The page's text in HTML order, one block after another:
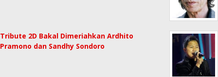
Tribute 2D Bakal Dimeriahkan Ardhito
Pramono dan Sandhy Sondoro